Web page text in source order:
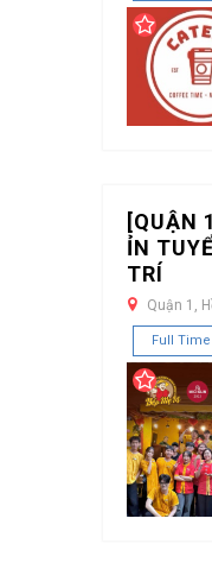
[QUẬN
ỈN
TRÍ
Quận 1,
Full Time